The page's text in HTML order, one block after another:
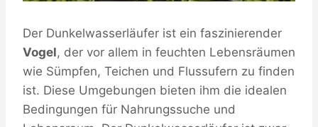
Der Dunkelwasserläufer ist ein faszinierender
Vogel, der vor allem in feuchten Lebensräumen
wie Sümpfen, Teichen und Flussufern zu finden
ist. Diese Umgebungen bieten ihm die idealen
Bedingungen für Nahrungssuche und